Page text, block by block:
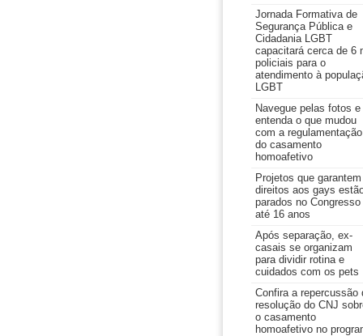
Jornada Formativa de
Segurança Pública e
Cidadania LGBT
capacitará cerca de 6
policiais para o
atendimento à
LGBT
Navegue pelas fotos e
entenda o que mudou
com a regulamentação
do casamento
homoafetivo
Projetos que garantem
direitos aos gays
parados no Congresso
até 16 anos
Após separação, ex-
casais se organizam
para dividir rotina e
cuidados com os pets
Confira a repercussão
resolução do CNJ
o casamento
homoafetivo no